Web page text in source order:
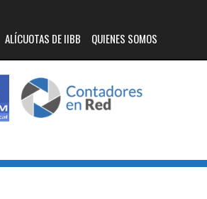
ALÍCUOTAS DE IIBB QUIENES SOMOS